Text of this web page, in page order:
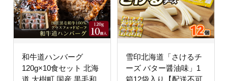
和牛道ハンバーグ
120g×10食セット 北海
道 大樹町 国産 黒毛和
雪印北海道「さけるチ
ーズ バター醤油味」1
箱12袋入り【配送不可